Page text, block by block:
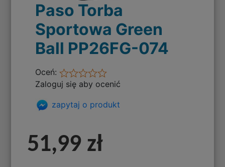
Paso Torba
Sportowa Green
Ball PP26FG-074
Oceń:
Zaloguj się aby ocenić
zapytaj o produkt
51,99 zł